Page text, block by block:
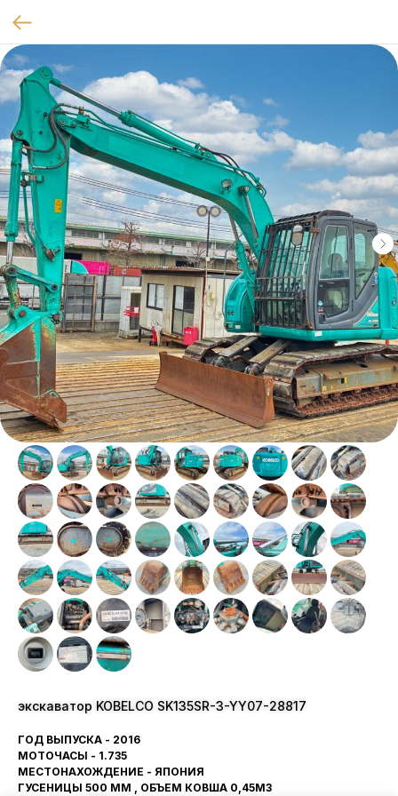
экскаватор KOBELCO SK135SR-3-YY07-28817
ГОД ВЫПУСКА - 2016
МОТОЧАСЫ - 1.735
МЕСТОНАХОЖДЕНИЕ - ЯПОНИЯ
ГУСЕНИЦЫ 500 ММ , ОБЪЕМ КОВША 0,45М3